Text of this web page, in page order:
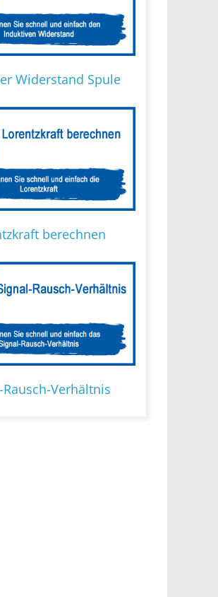
Widerstand Spule
berechnen
Rausch-Verhältnis